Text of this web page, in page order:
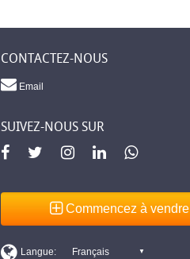
CONTACTEZ-NOUS
Email
SUIVEZ-NOUS SUR
Commencez à vendre